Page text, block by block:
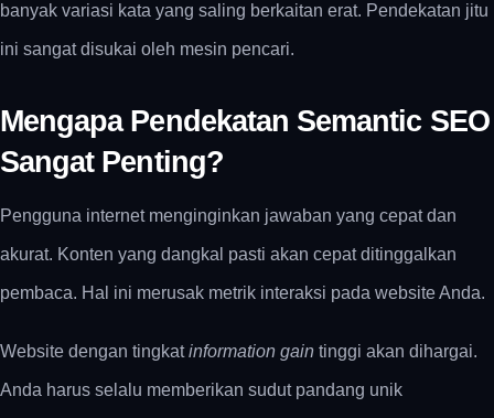
banyak variasi kata yang saling berkaitan erat. Pendekatan jitu
ini sangat disukai oleh mesin pencari.
Mengapa Pendekatan Semantic SEO
Sangat Penting?
Pengguna internet menginginkan jawaban yang cepat dan
akurat. Konten yang dangkal pasti akan cepat ditinggalkan
pembaca. Hal ini merusak metrik interaksi pada website Anda.
Website dengan tingkatinformation gain tinggi akan dihargai.
Anda harus selalu memberikan sudut pandang unik